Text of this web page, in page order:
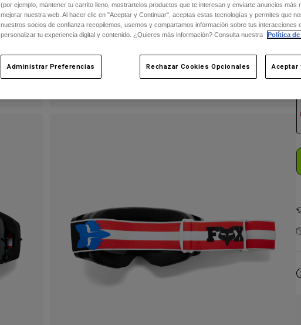
(por ejemplo, mantener tu carrito lleno, mostrartelos productos que te interesan y enviarte anuncios más
mejorar nuestra web. Al hacer clic en "Aceptar y Continuar", aceptas estas tecnologías y permites que
nuestros socios de confianza recopilemos, usemos y compartamos información sobre tus interacciones
personalizar tu experiencia digital y contenido. ¿Quieres más información? Consulta nuestra
Política
Administrar Preferencias Rechazar Cookies Opcionales Aceptar